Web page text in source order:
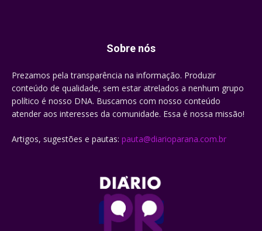
Sobre nós
Prezamos pela transparência na informação. Produzir
conteúdo de qualidade, sem estar atrelados a nenhum grupo
político é nosso DNA. Buscamos com nosso conteúdo
atender aos interesses da comunidade. Essa é nossa missão!
Artigos, sugestões e pautas: pauta@diarioparana.com.br